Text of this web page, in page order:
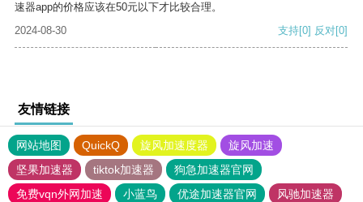
速器app的价格应该在50元以下才比较合理。
2024-08-30
支持[0] 反对[0]
友情链接
网站地图 QuickQ 旋风加速度器
旋风加速
坚果加速器
tiktok加速器
狗急加速器官网
免费vqn外网加速
小蓝鸟 优途加速器官网
风驰加速器